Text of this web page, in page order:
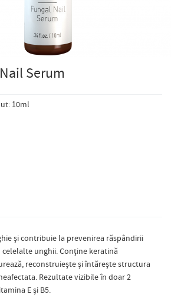
Serum
10ml
și contribuie la prevenirea răspândirii
celelalte unghii. Conține keratină
reconstruiește și întărește structura
Rezultate vizibile în doar 2
E și B5.